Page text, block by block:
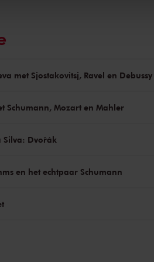
met Sjostakovitsj, Ravel en Debussy
Schumann, Mozart en Mahler
Silva: Dvořák
en het echtpaar Schumann